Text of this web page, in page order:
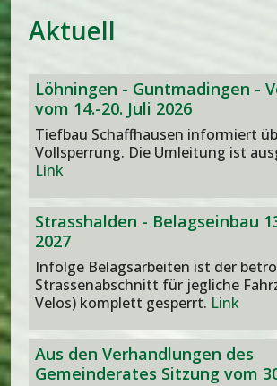
Aktuell
Löhningen - Guntmadingen -
vom 14.-20. Juli 2026
Tiefbau Schaffhausen informiert
Vollsperrung. Die Umleitung ist
Link
Strasshalden - Belagseinbau
2027
Infolge Belagsarbeiten ist der
Strassenabschnitt für jegliche
Velos) komplett gesperrt. Link
Aus den Verhandlungen des
Gemeinderates Sitzung vom